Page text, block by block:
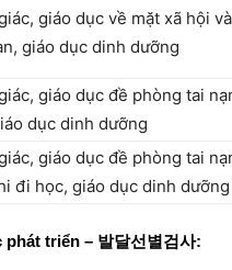
giáo dục về mặt xã hội
giáo dục dinh dưỡng
giáo dục đề phòng tai
dục dinh dưỡng
giáo dục đề phòng tai
đi học, giáo dục dinh dưỡng
triển – 발달선별검사: